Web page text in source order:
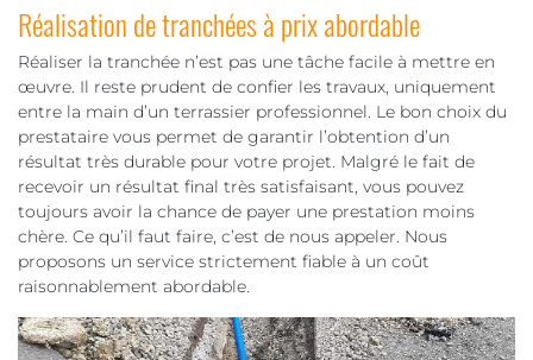
Réalisation de tranchées à prix abordable
Réaliser la tranchée n’est pas une tâche facile à mettre en
œuvre. Il reste prudent de confier les travaux, uniquement
entre la main d’un terrassier professionnel. Le bon choix du
prestataire vous permet de garantir l’obtention d’un
résultat très durable pour votre projet. Malgré le fait de
recevoir un résultat final très satisfaisant, vous pouvez
toujours avoir la chance de payer une prestation moins
chère. Ce qu’il faut faire, c’est de nous appeler. Nous
proposons un service strictement fiable à un coût
raisonnablement abordable.